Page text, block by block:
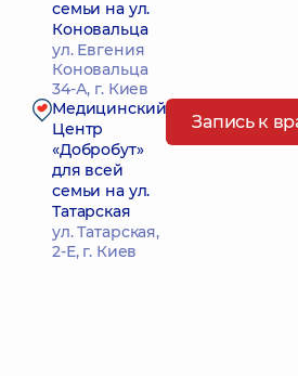
семьи на ул.
Коновальца
ул. Евгения
Коновальца
34-А, г. Киев
Медицинский
Центр
«Добробут»
для всей
семьи на ул.
Татарская
ул. Татарская,
2-Е, г. Киев
Запись к